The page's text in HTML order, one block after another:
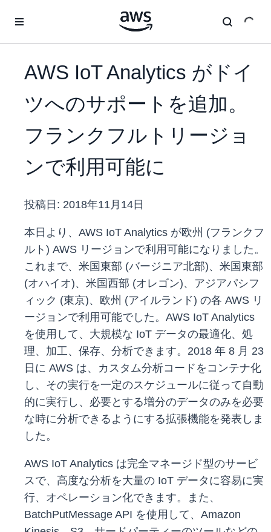
AWS IoT Analytics がドイ
ツへのサポートを追加。
フランクフルトリージョ
ンで利用可能に
投稿日: 2018年11月14日
本日より、AWS IoT Analytics が欧州 (フランクフ
ルト) AWS リージョンで利用可能になりました。
これまで、米国東部 (バージニア北部)、米国東部
(オハイオ)、米国西部 (オレゴン)、アジアパシフ
ィック (東京)、欧州 (アイルランド) の各 AWS リ
ージョンで利用可能でした。AWS IoT Analytics
を使用して、大規模な IoT データの最適化、処
理、加工、保存、分析できます。2018 年 8 月 23
日に AWS は、カスタム分析コードをコンテナ化
し、その実行を一定のスケジュールに従って自動
的に実行し、必要とする増分のデータのみを必要
な時に分析できるようにする拡張機能を発表しま
した。
AWS IoT Analytics は完全マネージド型のサービ
スで、高度な分析を大量の IoT データに容易に実
行、オペレーション化できます。また、
BatchPutMessage API を使用して、Amazon